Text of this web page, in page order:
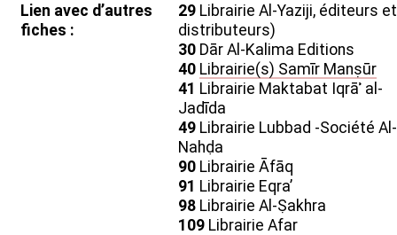
Lien avec d’autres
fiches :
29Librairie Al-Yaziji, éditeurs et
distributeurs)
30Dār Al-Kalima Editions
40 Librairie(s) Samīr Manṣūr
41 Librairie Maktabat Iqrāʾ al-
Jadīda
49Librairie Lubbad -Société Al-
Nahḍa
90Librairie Āfāq
91 Librairie Eqra’
98Librairie Al-Ṣakhra
109Librairie Afar